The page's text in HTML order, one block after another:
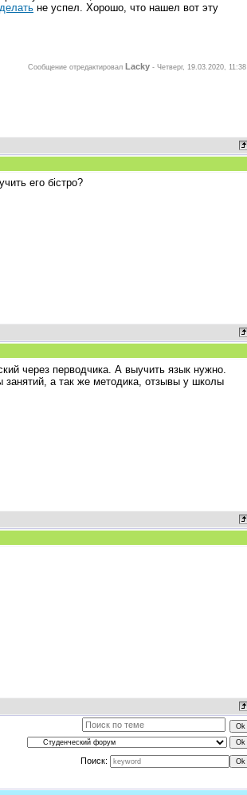
не успел. Хорошо, что нашел вот эту
Сообщение отредактировал Lacky - Четверг, 19.03.2020, 11:38
его бістро?
через перводчика. А выучить язык нужно.
занятий, а так же методика, отзывы у школы
Поиск: